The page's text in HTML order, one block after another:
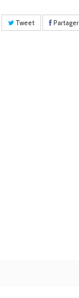
Tweet Partager